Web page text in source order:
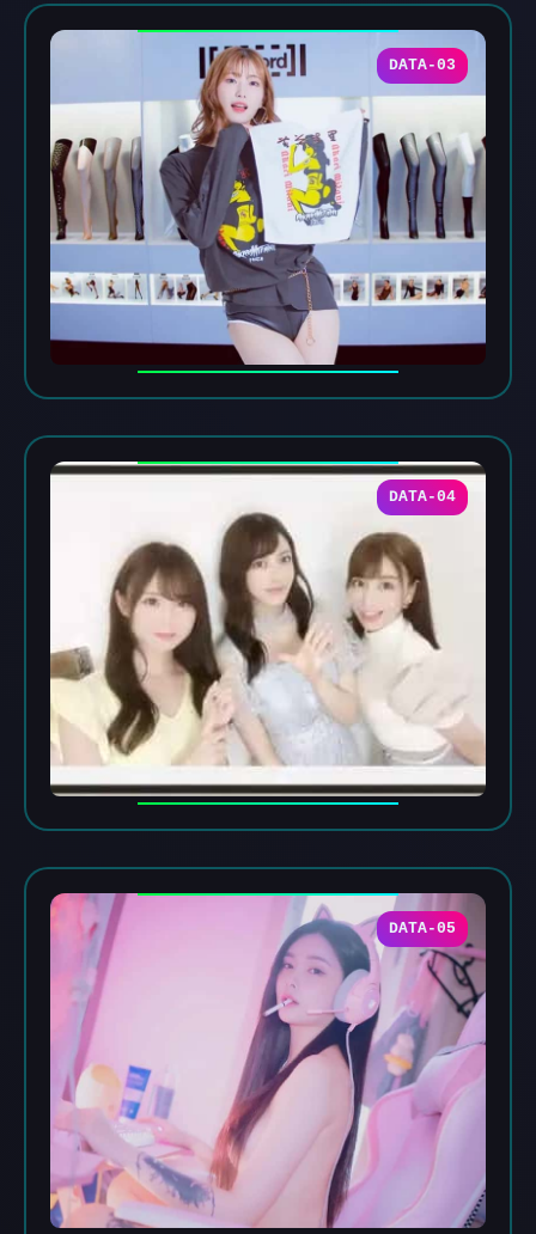
DATA-03
DATA-04
DATA-05